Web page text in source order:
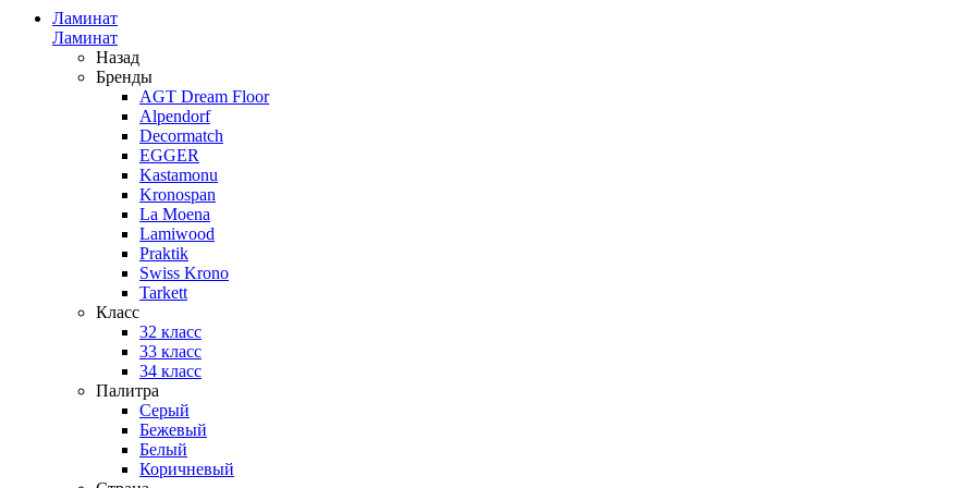
Ламинат
Ламинат
Назад
Бренды
AGT Dream Floor
Alpendorf
Decormatch
EGGER
Kastamonu
Kronospan
La Moena
Lamiwood
Praktik
Swiss Krono
Tarkett
Класс
32 класс
33 класс
34 класс
Палитра
Серый
Бежевый
Белый
Коричневый